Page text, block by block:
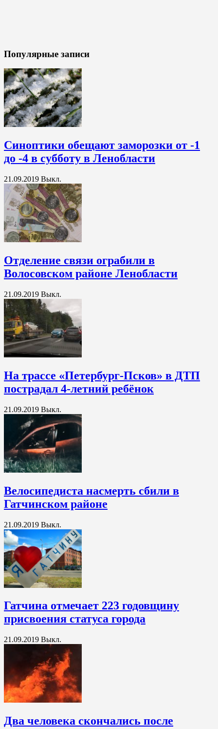
Популярные записи
Синоптики обещают заморозки от -1
до -4 в субботу в Ленобласти
21.09.2019 Выкл.
Отделение связи ограбили в
Волосовском районе Ленобласти
21.09.2019 Выкл.
На трассе «Петербург-Псков» в ДТП
пострадал 4-летний ребёнок
21.09.2019 Выкл.
Велосипедиста насмерть сбили в
Гатчинском районе
21.09.2019 Выкл.
Гатчина отмечает 223 годовщину
присвоения статуса города
21.09.2019 Выкл.
Два человека скончались после